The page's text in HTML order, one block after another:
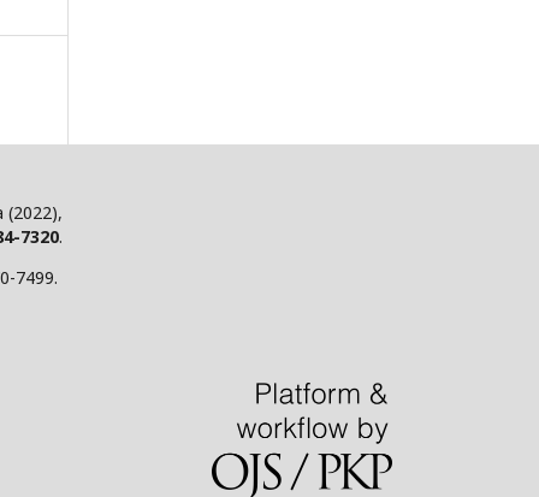
(2022),
7320.
7499.